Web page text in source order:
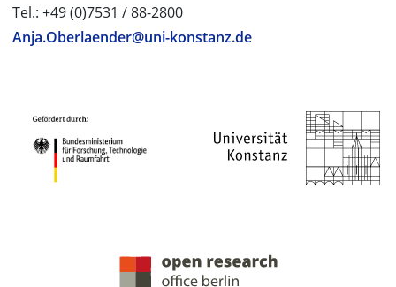
Tel.: +49 (0)7531 / 88-2800
Anja.Oberlaender@uni-konstanz.de